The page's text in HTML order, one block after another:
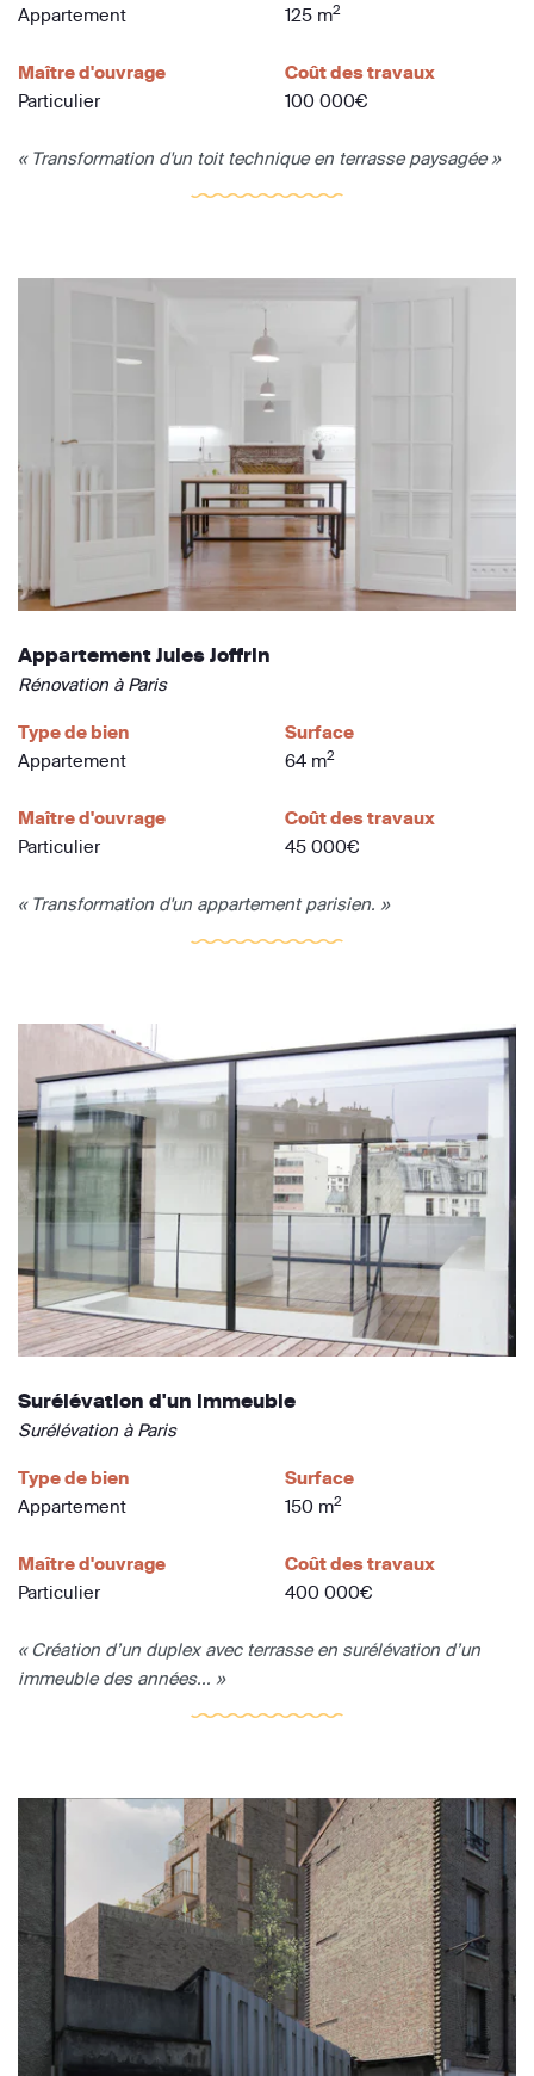
Appartement
125 m2
Maître d'ouvrage
Particulier
Coût des travaux
100 000€
« Transformation d'un toit technique en terrasse paysagée »
Appartement Jules Joffrin
Rénovation à Paris
Type de bien
Appartement
Surface
64 m2
Maître d'ouvrage
Particulier
Coût des travaux
45 000€
« Transformation d'un appartement parisien. »
Surélévation d'un immeuble
Surélévation à Paris
Type de bien
Appartement
Surface
150 m2
Maître d'ouvrage
Particulier
Coût des travaux
400 000€
« Création d’un duplex avec terrasse en surélévation d’un
immeuble des années... »